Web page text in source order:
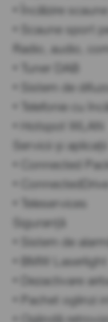
• Încălzire
• Scaune sport
Radio, audio,
• Tuner DAB
• Sistem de
• Telefonie cu
• Hotspot WLAN
Servicii și aplicații
• Connected
•
• Teleservices
Siguranță
• Sistem de
• BMW Laserlight
• Dezactivare
• Pachet oglinzi